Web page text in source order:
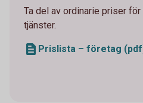
Ta del av ordinarie priser
tjänster.
Prislista – företag